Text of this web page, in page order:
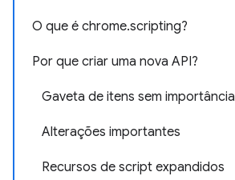
O que é chrome.scripting?
Por que criar uma nova API?
Gaveta de itens sem importância
Alterações importantes
Recursos de script expandidos